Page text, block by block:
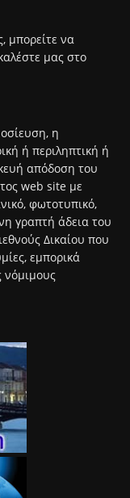
μπορείτε να
μας στο
η
ή περιληπτική ή
απόδοση του
web site με
φωτοτυπικό,
γραπτή άδεια του
Δικαίου που
εμπορικά